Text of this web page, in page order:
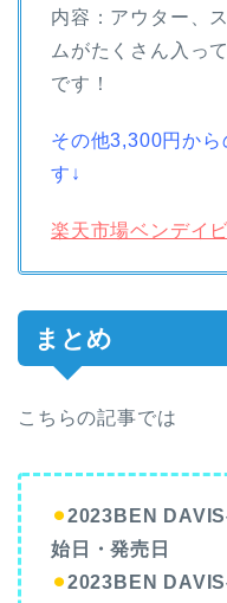
内容：アウター、
ムがたくさん入っ
です！
その他3,300円から
す↓
楽天市場ベンデイ
まとめ
こちらの記事では
⚫︎2023BEN DAVIS
始日・発売日
⚫︎2023BEN DAVIS